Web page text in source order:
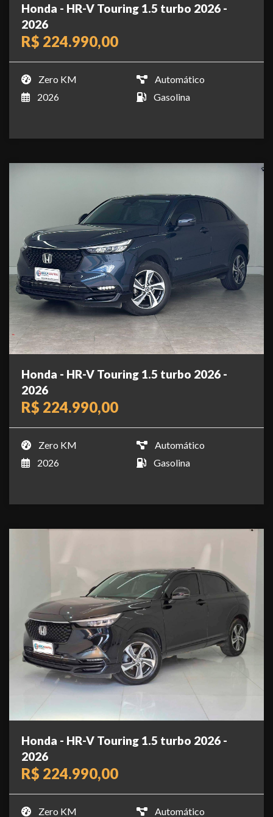
Honda - HR-V Touring 1.5 turbo 2026 -
2026
R$ 224.990,00
Zero KM
Automático
2026
Gasolina
Honda - HR-V Touring 1.5 turbo 2026 -
2026
R$ 224.990,00
Zero KM
Automático
2026
Gasolina
Honda - HR-V Touring 1.5 turbo 2026 -
2026
R$ 224.990,00
Zero KM Automático